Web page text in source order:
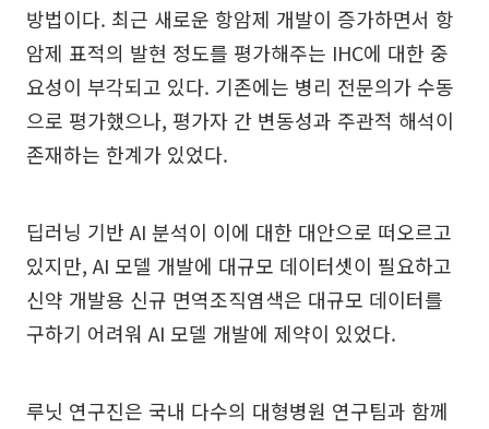
방법이다. 최근 새로운 항암제 개발이 증가하면서 항
암제 표적의 발현 정도를 평가해주는 IHC에 대한 중
요성이 부각되고 있다. 기존에는 병리 전문의가 수동
으로 평가했으나, 평가자 간 변동성과 주관적 해석이
존재하는 한계가 있었다.
딥러닝 기반 AI 분석이 이에 대한 대안으로 떠오르고
있지만, AI 모델 개발에 대규모 데이터셋이 필요하고
신약 개발용 신규 면역조직염색은 대규모 데이터를
구하기 어려워 AI 모델 개발에 제약이 있었다.
루닛 연구진은 국내 다수의 대형병원 연구팀과 함께